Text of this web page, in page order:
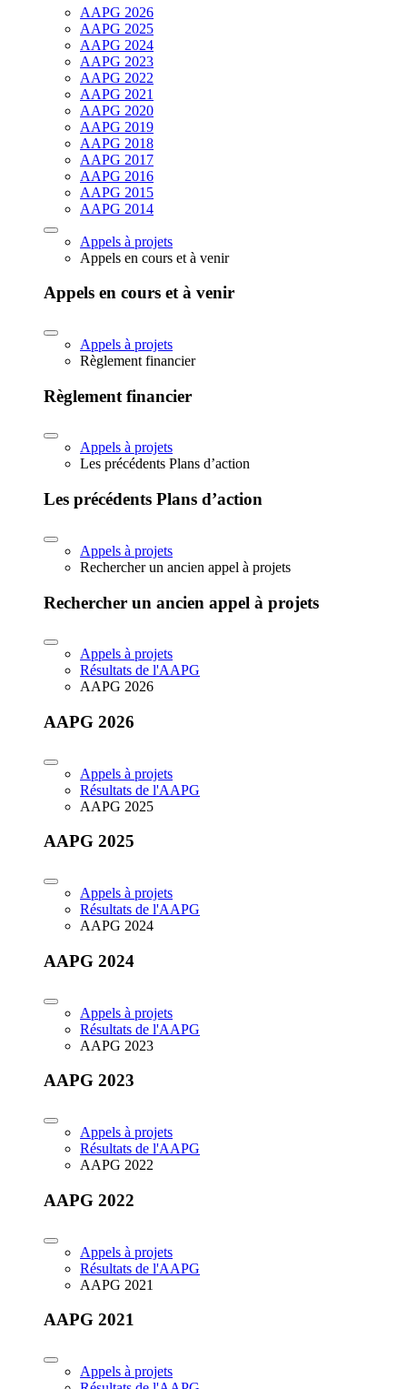
AAPG 2026
AAPG 2025
AAPG 2024
AAPG 2023
AAPG 2022
AAPG 2021
AAPG 2020
AAPG 2019
AAPG 2018
AAPG 2017
AAPG 2016
AAPG 2015
AAPG 2014
Appels à projets
Appels en cours et à venir
Appels en cours et à venir
Appels à projets
Règlement financier
Règlement financier
Appels à projets
Les précédents Plans d’action
Les précédents Plans d’action
Appels à projets
Rechercher un ancien appel à projets
Rechercher un ancien appel à projets
Appels à projets
Résultats de l'AAPG
AAPG 2026
AAPG 2026
Appels à projets
Résultats de l'AAPG
AAPG 2025
AAPG 2025
Appels à projets
Résultats de l'AAPG
AAPG 2024
AAPG 2024
Appels à projets
Résultats de l'AAPG
AAPG 2023
AAPG 2023
Appels à projets
Résultats de l'AAPG
AAPG 2022
AAPG 2022
Appels à projets
Résultats de l'AAPG
AAPG 2021
AAPG 2021
Appels à projets